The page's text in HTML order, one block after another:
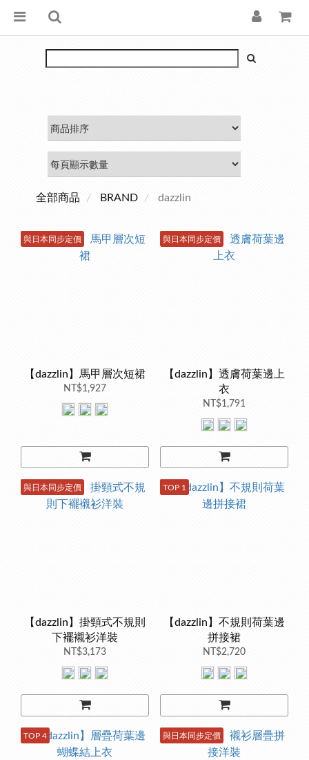
全部商品 BRAND dazzlin
與日本同步定價
【dazzlin】馬甲層次短裙
NT$1,927
與日本同步定價
【dazzlin】透膚荷葉邊上
衣
NT$1,791
與日本同步定價
【dazzlin】掛頸式不規則
下襬襯衫洋裝
NT$3,173
TOP 1
【dazzlin】不規則荷葉邊
拼接裙
NT$2,720
TOP 4 與日本同步定價